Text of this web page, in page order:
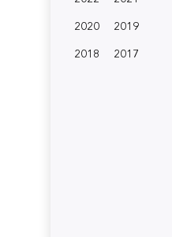
2020
2019
2018
2017